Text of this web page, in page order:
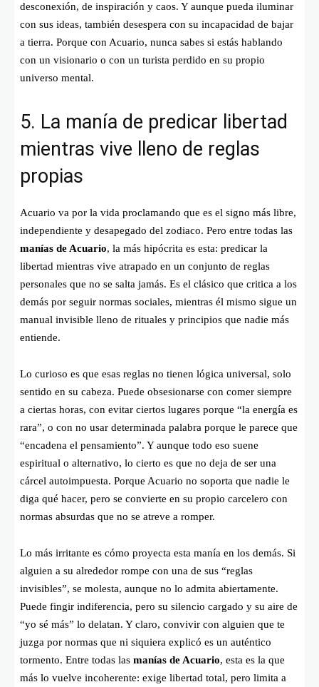
desconexión, de inspiración y caos. Y aunque pueda iluminar
con sus ideas, también desespera con su incapacidad de bajar
a tierra. Porque con Acuario, nunca sabes si estás hablando
con un visionario o con un turista perdido en su propio
universo mental.
5. La manía de predicar libertad
mientras vive lleno de reglas
propias
Acuario va por la vida proclamando que es el signo más libre,
independiente y desapegado del zodiaco. Pero entre todas las
manías de Acuario, la más hipócrita es esta: predicar la
libertad mientras vive atrapado en un conjunto de reglas
personales que no se salta jamás. Es el clásico que critica a los
demás por seguir normas sociales, mientras él mismo sigue un
manual invisible lleno de rituales y principios que nadie más
entiende.
Lo curioso es que esas reglas no tienen lógica universal, solo
sentido en su cabeza. Puede obsesionarse con comer siempre
a ciertas horas, con evitar ciertos lugares porque “la energía es
rara”, o con no usar determinada palabra porque le parece que
“encadena el pensamiento”. Y aunque todo eso suene
espiritual o alternativo, lo cierto es que no deja de ser una
cárcel autoimpuesta. Porque Acuario no soporta que nadie le
diga qué hacer, pero se convierte en su propio carcelero con
normas absurdas que no se atreve a romper.
Lo más irritante es cómo proyecta esta manía en los demás. Si
alguien a su alrededor rompe con una de sus “reglas
invisibles”, se molesta, aunque no lo admita abiertamente.
Puede fingir indiferencia, pero su silencio cargado y su aire de
“yo sé más” lo delatan. Y claro, convivir con alguien que te
juzga por normas que ni siquiera explicó es un auténtico
tormento. Entre todas las manías de Acuario, esta es la que
más lo vuelve incoherente: exige libertad total, pero limita a